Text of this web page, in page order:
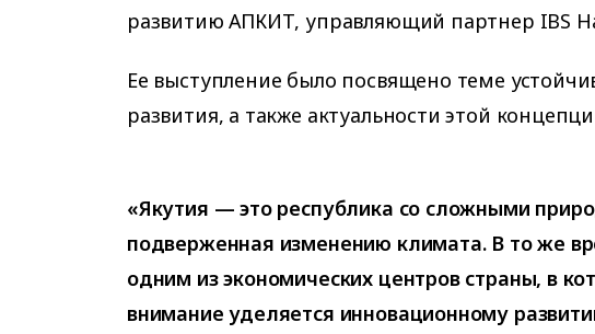
развитию АПКИТ, управляющий партнер IBS
Ее выступление было посвящено теме
развития, а также актуальности этой
«Якутия — это республика со сложными
подверженная изменению климата. В то же
одним из экономических центров страны, в
внимание уделяется инновационному